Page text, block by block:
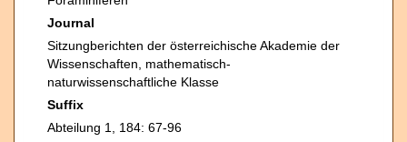
Journal
Sitzungberichten der österreichische Akademie der
Wissenschaften, mathematisch-
naturwissenschaftliche Klasse
Suffix
Abteilung 1, 184: 67-96